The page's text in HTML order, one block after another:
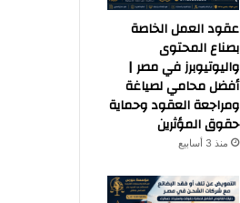
عقود العمل الخاصة
بصناع المحتوى
واليوتيوبرز في مصر |
أفضل محامي لصياغة
ومراجعة العقود وحماية
حقوق المؤثرين
منذ 3 أسابيع